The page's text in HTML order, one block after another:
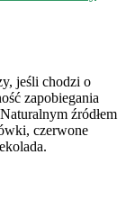
jeśli chodzi o
zapobiegania
źródłem
czerwone